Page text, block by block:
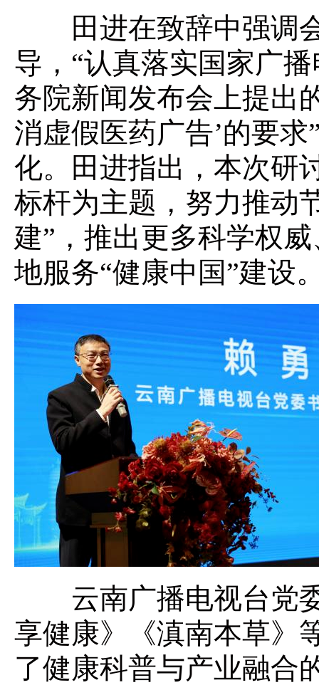
田进在致辞中强调会
导，“认真落实国家广
务院新闻发布会上提出
消虚假医药广告’的要
化。田进指出，本次研
标杆为主题，努力推动
建”，推出更多科学权
地服务“健康中国”建设
云南广播电视台党委
享健康》《滇南本草》
了健康科普与产业融合